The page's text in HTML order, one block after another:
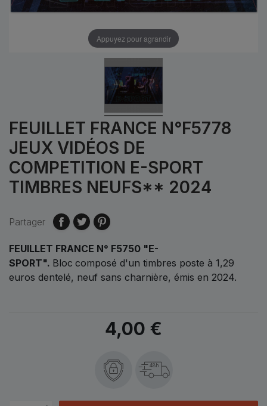
Appuyez pour agrandir
FEUILLET FRANCE N°F5778
JEUX VIDÉOS DE
COMPETITION E-SPORT
TIMBRES NEUFS** 2024
Partager
FEUILLET FRANCE N° F5750 "E-
SPORT". Bloc composé d'un timbres poste à 1,29
euros dentelé, neuf sans charnière, émis en 2024.
4,00 €
48h